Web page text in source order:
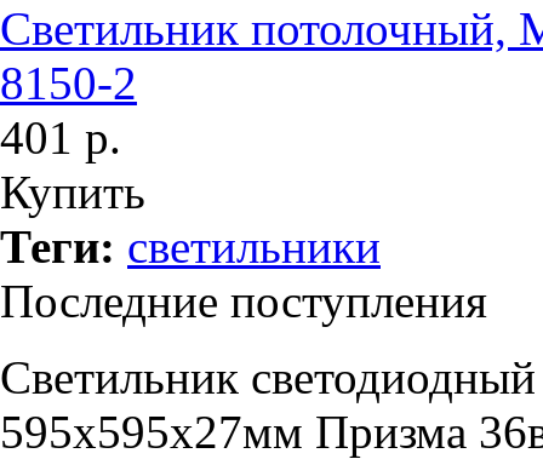
Светильник потолочный,
8150-2
401 р.
Купить
Теги: светильники
Последние поступления
Светильник
595х595х27мм Призма